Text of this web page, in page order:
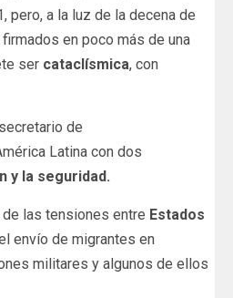
pero, a la luz de la decena de
en poco más de una
ser cataclísmica, con
de
Latina con dos
y la seguridad.
las tensiones entre Estados
envío de migrantes en
militares y algunos de ellos